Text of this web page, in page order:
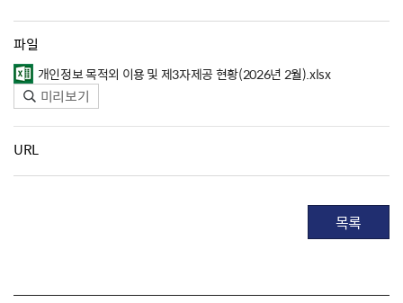
파일
개인정보 목적외 이용 및 제3자제공 현황(2026년 2월).xlsx
미리보기
URL
목록